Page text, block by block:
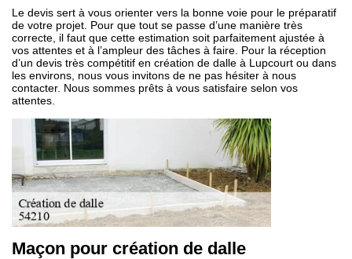
Le devis sert à vous orienter vers la bonne voie pour le préparatif
de votre projet. Pour que tout se passe d’une manière très
correcte, il faut que cette estimation soit parfaitement ajustée à
vos attentes et à l’ampleur des tâches à faire. Pour la réception
d’un devis très compétitif en création de dalle à Lupcourt ou dans
les environs, nous vous invitons de ne pas hésiter à nous
contacter. Nous sommes prêts à vous satisfaire selon vos
attentes.
Maçon pour création de dalle